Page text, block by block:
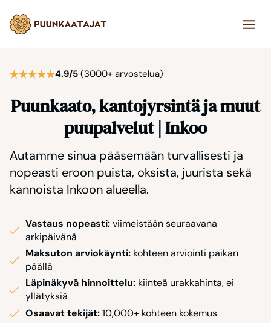
sisältöön
4.9/5 (3000+ arvostelua)
Puunkaato, kantojyrsintä ja muut
puupalvelut | Inkoo
Autamme sinua pääsemään turvallisesti ja
nopeasti eroon puista, oksista, juurista sekä
kannoista Inkoon alueella.
Vastaus nopeasti:viimeistään seuraavana
arkipäivänä
Maksuton arviokäynti: kohteen arviointi paikan
päällä
Läpinäkyvä hinnoittelu: kiinteä urakkahinta, ei
yllätyksiä
Osaavat tekijät:10,000+ kohteen kokemus